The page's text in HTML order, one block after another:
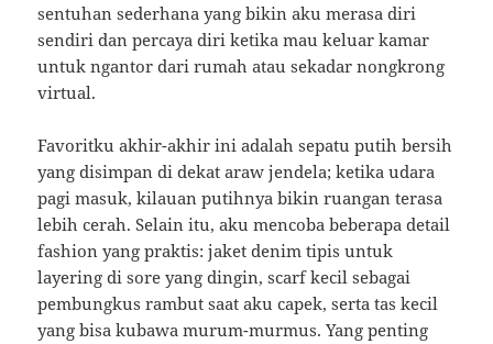
sentuhan sederhana yang bikin aku merasa diri
sendiri dan percaya diri ketika mau keluar kamar
untuk ngantor dari rumah atau sekadar nongkrong
virtual.
Favoritku akhir-akhir ini adalah sepatu putih bersih
yang disimpan di dekat araw jendela; ketika udara
pagi masuk, kilauan putihnya bikin ruangan terasa
lebih cerah. Selain itu, aku mencoba beberapa detail
fashion yang praktis: jaket denim tipis untuk
layering di sore yang dingin, scarf kecil sebagai
pembungkus rambut saat aku capek, serta tas kecil
yang bisa kubawa murum-murmus. Yang penting